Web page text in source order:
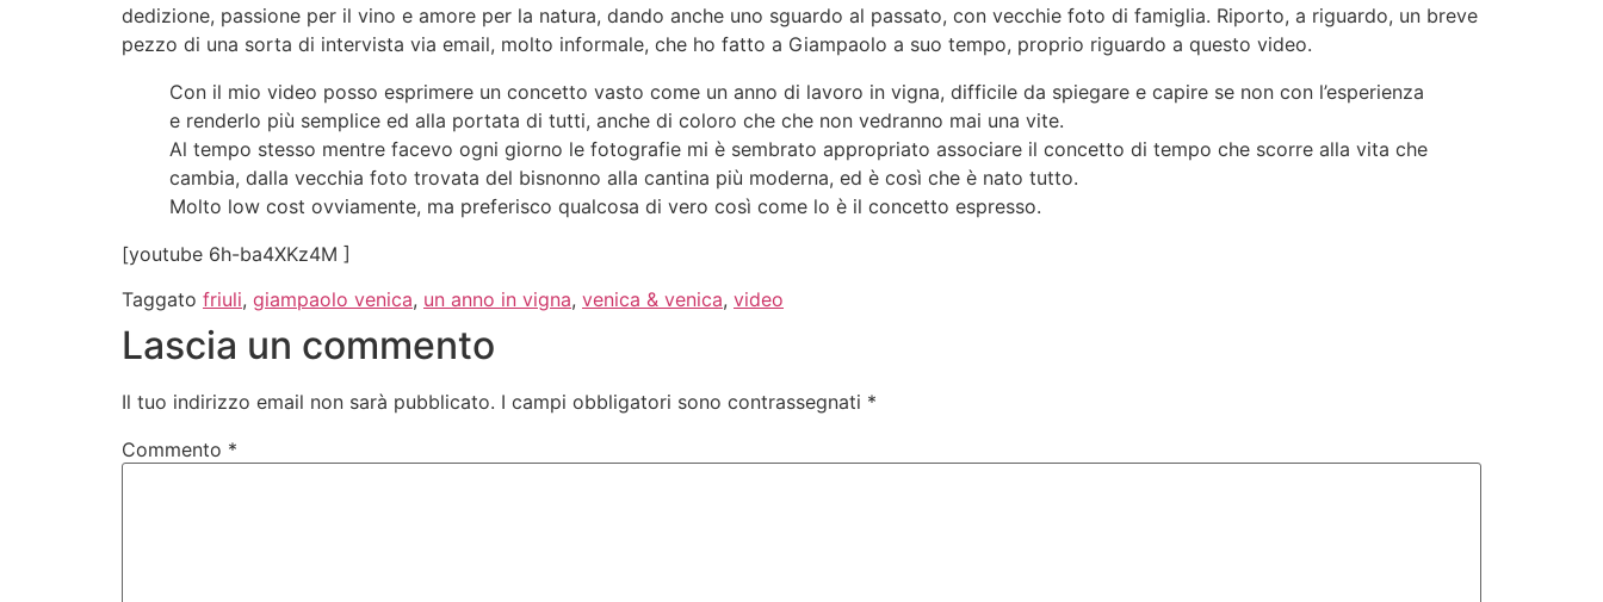
dedizione, passione per il vino e amore per la natura, dando anche uno sguardo al passato, con vecchie foto di famiglia. Riporto, a riguardo, un breve
pezzo di una sorta di intervista via email, molto informale, che ho fatto a Giampaolo a suo tempo, proprio riguardo a questo video.
Con il mio video posso esprimere un concetto vasto come un anno di lavoro in vigna, difficile da spiegare e capire se non con l’esperienza
e renderlo più semplice ed alla portata di tutti, anche di coloro che che non vedranno mai una vite.
Al tempo stesso mentre facevo ogni giorno le fotografie mi è sembrato appropriato associare il concetto di tempo che scorre alla vita che
cambia, dalla vecchia foto trovata del bisnonno alla cantina più moderna, ed è così che è nato tutto.
Molto low cost ovviamente, ma preferisco qualcosa di vero così come lo è il concetto espresso.
[youtube 6h-ba4XKz4M ]
Taggato friuli, giampaolo venica, un anno in vigna, venica & venica, video
Lascia un commento
Il tuo indirizzo email non sarà pubblicato. I campi obbligatori sono contrassegnati *
Commento *